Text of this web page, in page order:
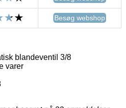
Besøg webshop
blandeventil 3/8
varer